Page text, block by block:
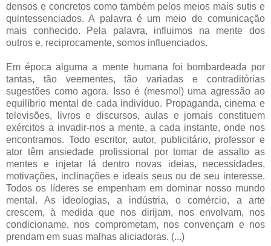
densos e concretos como também pelos meios mais sutis e
quintessenciados. A palavra é um meio de comunicação
mais conhecido. Pela palavra, influimos na mente dos
outros e, reciprocamente, somos influenciados.
Em época alguma a mente humana foi bombardeada por
tantas, tão veementes, tão variadas e contraditórias
sugestões como agora. Isso é (mesmo!) uma agressão ao
equilíbrio mental de cada indivíduo. Propaganda, cinema e
televisões, livros e discursos, aulas e jornais constituem
exércitos a invadir-nos a mente, a cada instante, onde nos
encontramos. Todo escritor, autor, publicitário, professor e
ator têm ansiedade profissional por tomar de assalto as
mentes e injetar lá dentro novas ideias, necessidades,
motivações, inclinações e ideais seus ou de seu interesse.
Todos os líderes se empenham em dominar nosso mundo
mental. As ideologias, a indústria, o comércio, a arte
crescem, à medida que nos dirijam, nos envolvam, nos
condicioname, nos comprometam, nos convençam e nos
prendam em suas malhas aliciadoras. (...)